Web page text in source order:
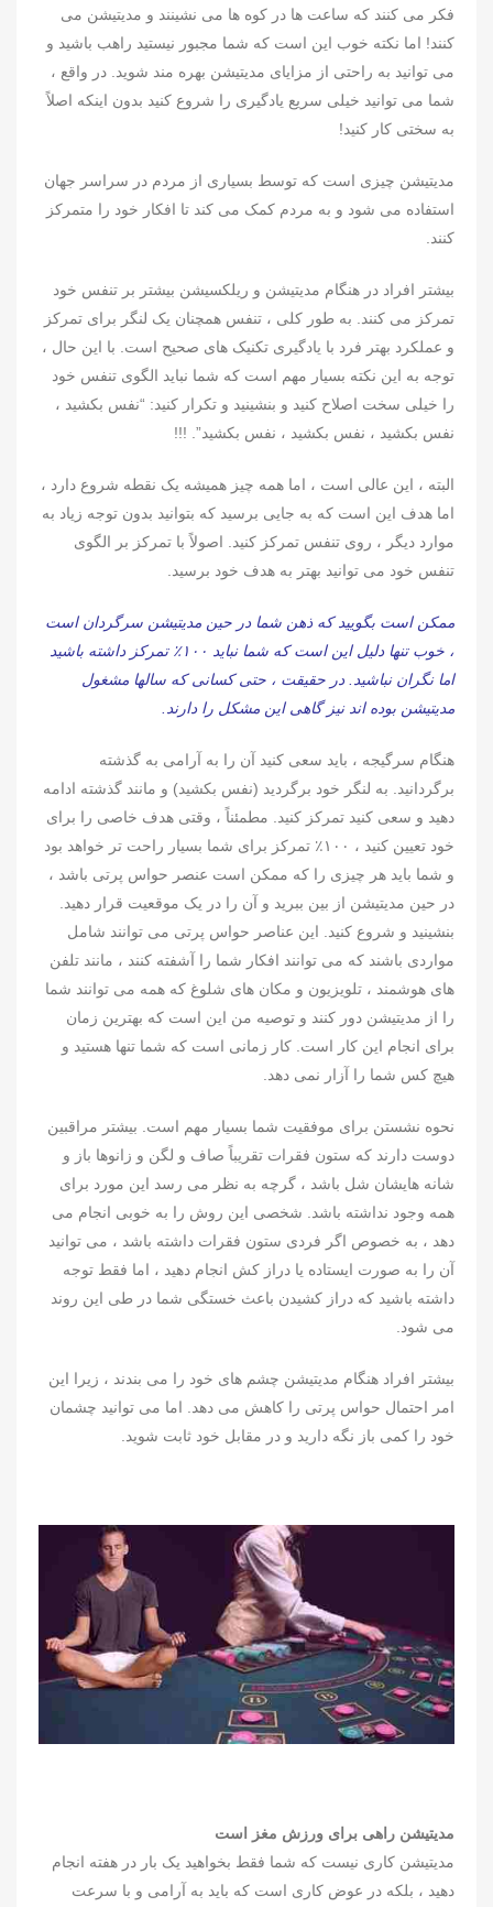
فکر می کنند که ساعت ها در کوه ها می نشینند و مدیتیشن می
کنند! اما نکته خوب این است که شما مجبور نیستید راهب باشید و
می توانید به راحتی از مزایای مدیتیشن بهره مند شوید. در واقع ،
شما می توانید خیلی سریع یادگیری را شروع کنید بدون اینکه اصلاً
به سختی کار کنید!
مدیتیشن چیزی است که توسط بسیاری از مردم در سراسر جهان
استفاده می شود و به مردم کمک می کند تا افکار خود را متمرکز
کنند.
بیشتر افراد در هنگام مدیتیشن و ریلکسیشن بیشتر بر تنفس خود
تمرکز می کنند. به طور کلی ، تنفس همچنان یک لنگر برای تمرکز
و عملکرد بهتر فرد با یادگیری تکنیک های صحیح است. با این حال ،
توجه به این نکته بسیار مهم است که شما نباید الگوی تنفس خود
را خیلی سخت اصلاح کنید و بنشینید و تکرار کنید: “نفس بکشید ،
نفس بکشید ، نفس بکشید ، نفس بکشید”. !!!
البته ، این عالی است ، اما همه چیز همیشه یک نقطه شروع دارد ،
اما هدف این است که به جایی برسید که بتوانید بدون توجه زیاد به
موارد دیگر ، روی تنفس تمرکز کنید. اصولاً با تمرکز بر الگوی
تنفس خود می توانید بهتر به هدف خود برسید.
ممکن است بگویید که ذهن شما در حین مدیتیشن سرگردان است
، خوب تنها دلیل این است که شما نباید ۱۰۰٪ تمرکز داشته باشید
اما نگران نباشید. در حقیقت ، حتی کسانی که سالها مشغول
مدیتیشن بوده اند نیز گاهی این مشکل را دارند.
هنگام سرگیجه ، باید سعی کنید آن را به آرامی به گذشته
برگردانید. به لنگر خود برگردید (نفس بکشید) و مانند گذشته ادامه
دهید و سعی کنید تمرکز کنید. مطمئناً ، وقتی هدف خاصی را برای
خود تعیین کنید ، ۱۰۰٪ تمرکز برای شما بسیار راحت تر خواهد بود
و شما باید هر چیزی را که ممکن است عنصر حواس پرتی باشد ،
در حین مدیتیشن از بین ببرید و آن را در یک موقعیت قرار دهید.
بنشینید و شروع کنید. این عناصر حواس پرتی می توانند شامل
مواردی باشند که می توانند افکار شما را آشفته کنند ، مانند تلفن
های هوشمند ، تلویزیون و مکان های شلوغ که همه می توانند شما
را از مدیتیشن دور کنند و توصیه من این است که بهترین زمان
برای انجام این کار است. کار زمانی است که شما تنها هستید و
هیچ کس شما را آزار نمی دهد.
نحوه نشستن برای موفقیت شما بسیار مهم است. بیشتر مراقبین
دوست دارند که ستون فقرات تقریباً صاف و لگن و زانوها باز و
شانه هایشان شل باشد ، گرچه به نظر می رسد این مورد برای
همه وجود نداشته باشد. شخصی این روش را به خوبی انجام می
دهد ، به خصوص اگر فردی ستون فقرات داشته باشد ، می توانید
آن را به صورت ایستاده یا دراز کش انجام دهید ، اما فقط توجه
داشته باشید که دراز کشیدن باعث خستگی شما در طی این روند
می شود.
بیشتر افراد هنگام مدیتیشن چشم های خود را می بندند ، زیرا این
امر احتمال حواس پرتی را کاهش می دهد. اما می توانید چشمان
خود را کمی باز نگه دارید و در مقابل خود ثابت شوید.
مدیتیشن راهی برای ورزش مغز است
مدیتیشن کاری نیست که شما فقط بخواهید یک بار در هفته انجام
دهید ، بلکه در عوض کاری است که باید به آرامی و با سرعت